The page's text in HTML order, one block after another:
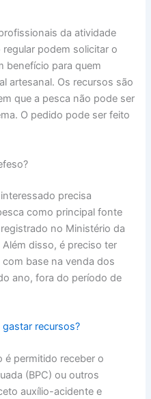
da atividade
podem solicitar o
benefício para quem
artesanal. Os recursos são
que a pesca não pode ser
O pedido pode ser feito
precisa
como principal fonte
no Ministério da
disso, é preciso ter
base na venda dos
ano, fora do período de
recursos?
é permitido receber o
(BPC) ou outros
auxílio-acidente e